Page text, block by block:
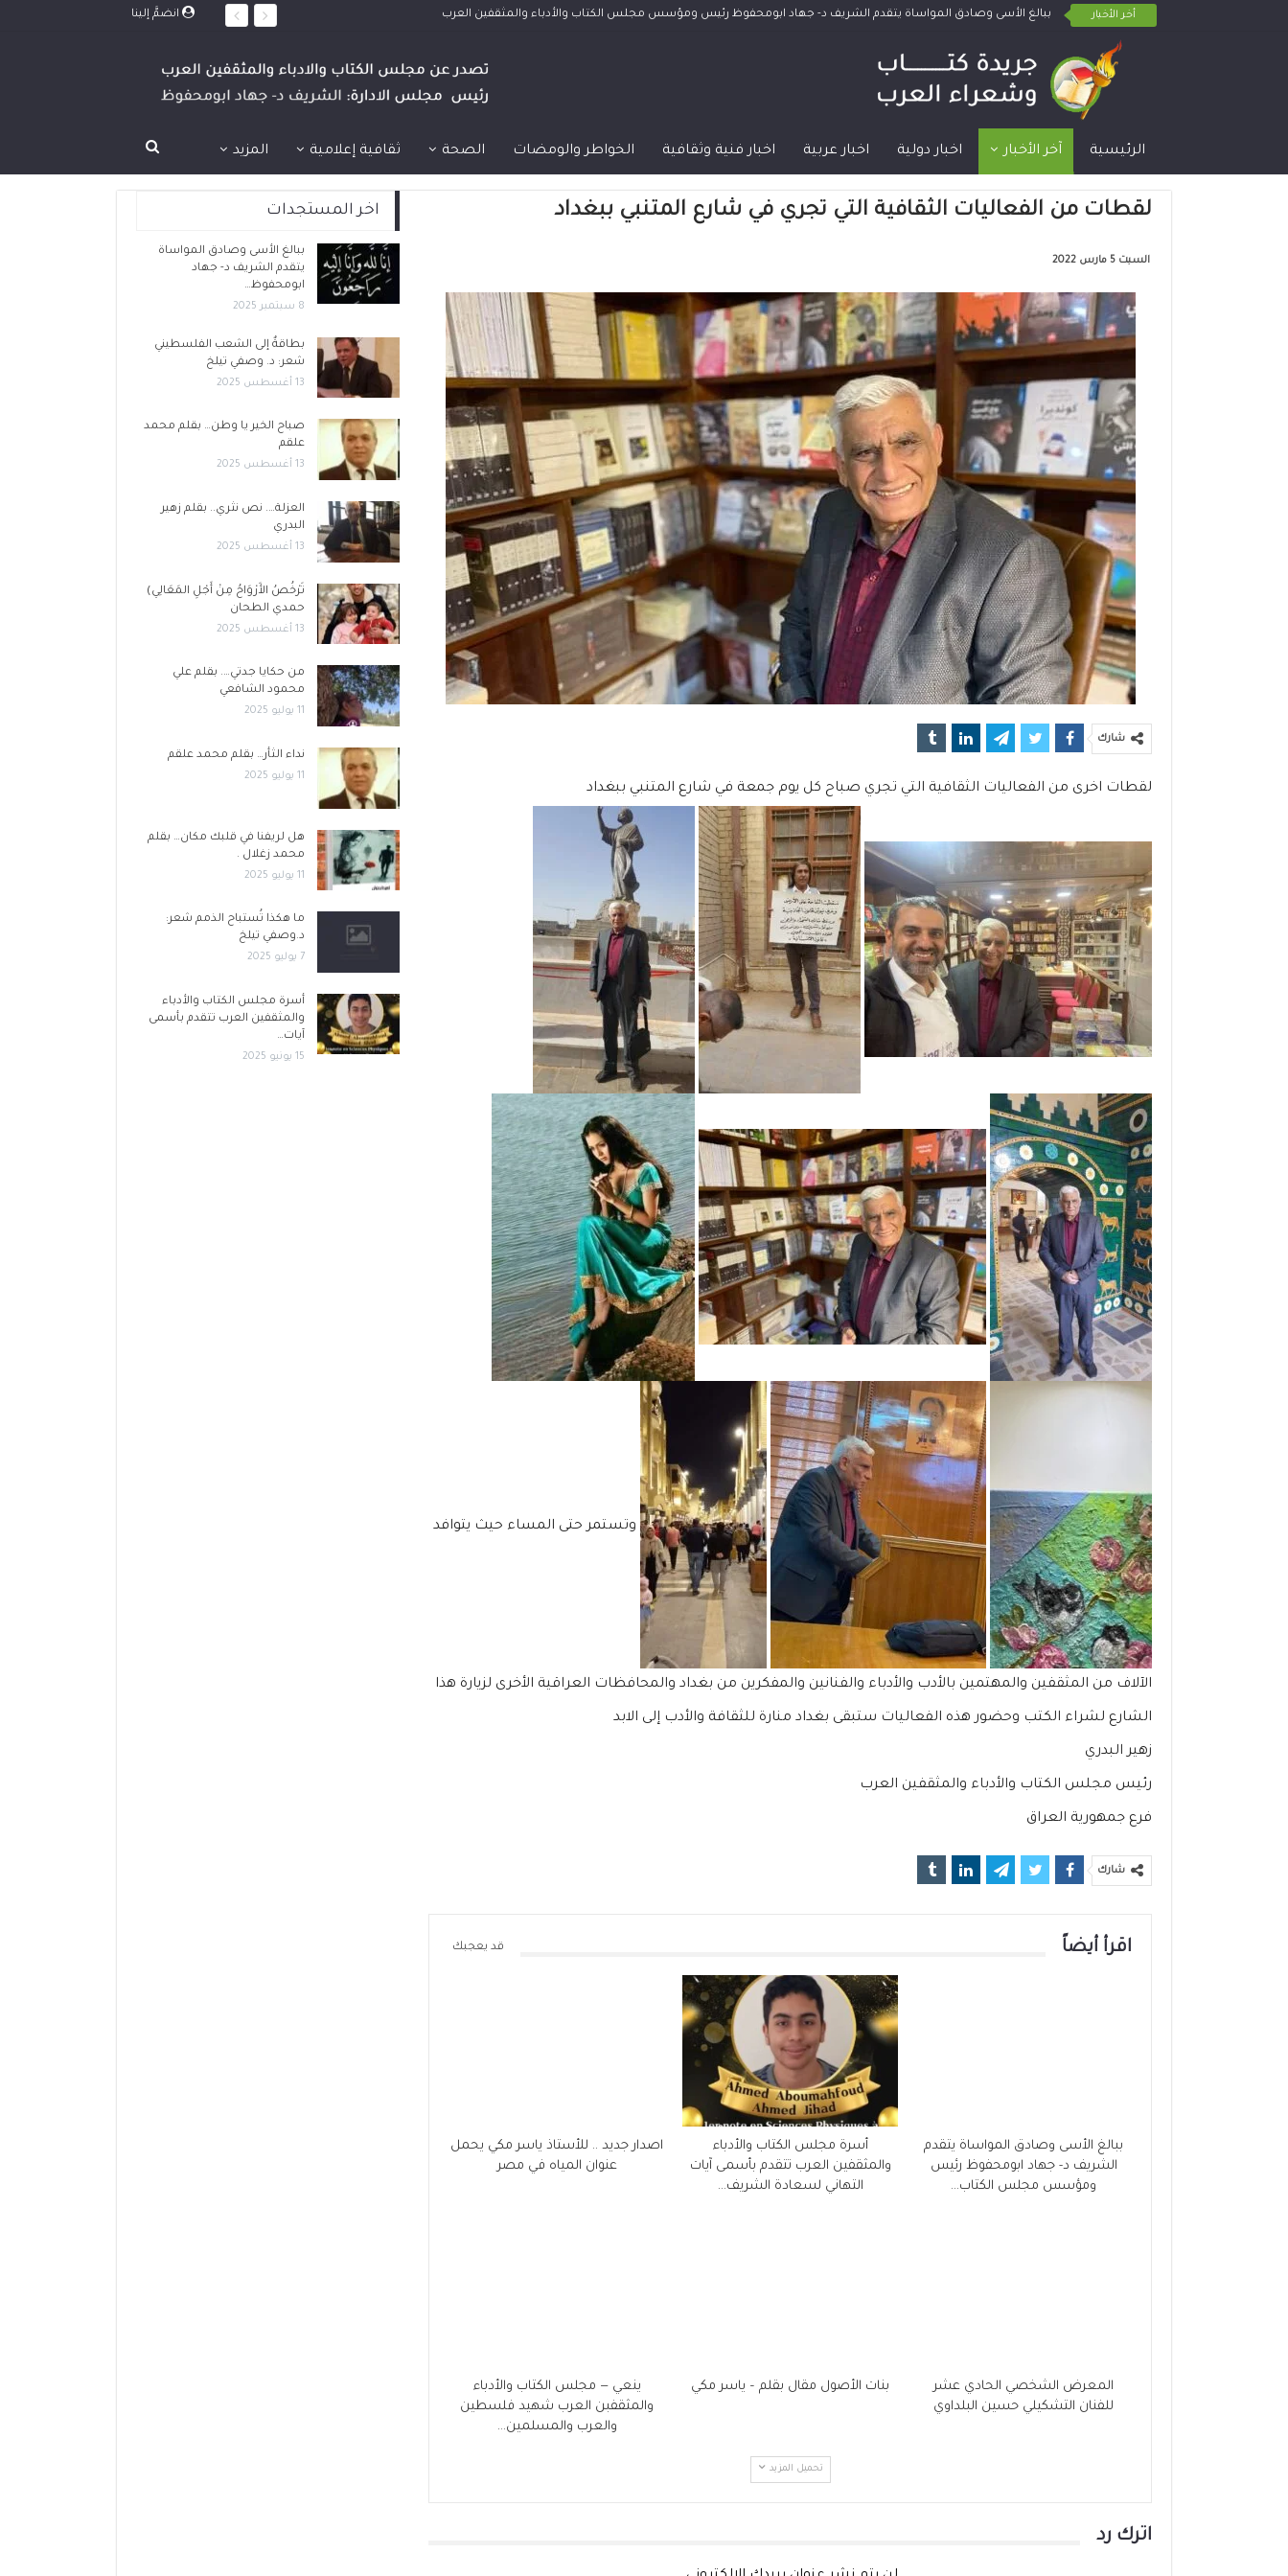
انضمَّ إلينا أخر الأخبار ببالغ الأسى وصادق المواساة يتقدم الشريف د- جهاد ابومحفوظ رئيس ومؤسس مجلس الكتاب والأدباء والمثقفين العرب
الرئيسية آخر الأخبار اخبار دولية اخبار عربية اخبار فنية وثقافية الخواطر والومضات الصحة ثقافية إعلامية المزيد
لقطات من الفعاليات الثقافية التي تجري في شارع المتنبي ببغداد
السبت 5 مارس 2022
شارك
لقطات اخرى من الفعاليات الثقافية التي تجري صباح كل يوم جمعة في شارع المتنبي ببغداد
وتستمر حتى المساء حيث يتوافد
الآلاف من المثقفين والمهتمين بالأدب والأدباء والفنانين والمفكرين من بغداد والمحافظات العراقية الأخرى لزيارة هذا
الشارع لشراء الكتب وحضور هذه الفعاليات ستبقى بغداد منارة للثقافة والأدب إلى الابد
زهير البدري
رئيس مجلس الكتاب والأدباء والمثقفين العرب
فرع جمهورية العراق
شارك
اقرأ أيضاً قد يعجبك
ببالغ الأسى وصادق المواساة يتقدم
الشريف د- جهاد ابومحفوظ رئيس
ومؤسس مجلس الكتاب…
أسرة مجلس الكتاب والأدباء
والمثقفين العرب تتقدم بأسمى آيات
التهاني لسعادة الشريف…
اصدار جديد .. للأستاذ ياسر مكي يحمل
عنوان المياه في مصر
المعرض الشخصي الحادي عشر
للفنان التشكيلي حسين البلداوي
بنات الأصول مقال بقلم – ياسر مكي
ينعي — مجلس الكتاب والأدباء
والمثقفبن العرب شهيد فلسطين
والعرب والمسلمين…
تحميل المزيد
اترك رد
اخر المستجدات
ببالغ الأسى وصادق المواساة
يتقدم الشريف د- جهاد
ابومحفوظ…
8 سبتمبر 2025
بطاقةٌ إلى الشعب الفلسطيني
شعر: د. وصفي تيلخ
13 أغسطس 2025
صباح الخير يا وطن… بقلم محمد
علقم
13 أغسطس 2025
العزلة…. نص نثري.. بقلم زهير
البدري
13 أغسطس 2025
تَرْخُصُ الأَرْوَاحُ مِنْ أَجْلِ المَعَالِي)
حمدي الطحان
13 أغسطس 2025
من حكايا جدتي…. بقلم علي
محمود الشافعي
11 يوليو 2025
نداء الثأر… بقلم محمد علقم
11 يوليو 2025
هل لريفنا في قلبك مكان… بقلم
محمد زغلال .
11 يوليو 2025
ما هكذا تُستباح الذمم شعر:
د.وصفي تيلخ
7 يوليو 2025
أسرة مجلس الكتاب والأدباء
والمثقفين العرب تتقدم بأسمى
آيات…
15 يونيو 2025